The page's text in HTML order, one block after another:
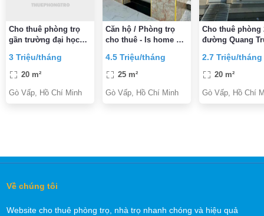
Cho thuê phòng trọ
gần trường đại học
BV 185
3 Triệu/tháng
20 m²
Gò Vấp, Hồ Chí Minh
Căn hộ / Phòng trọ
cho thuê - Is home Gò
4.5 Triệu/tháng
25 m²
Gò Vấp, Hồ Chí Minh
Cho thuê phòng
đường Quang
triệu/tháng
2.7 Triệu/tháng
20 m²
Gò Vấp, Hồ Chí
Về chúng tôi
Website cho thuê phòng trọ, nhà trọ nhanh chóng và hiệu quả